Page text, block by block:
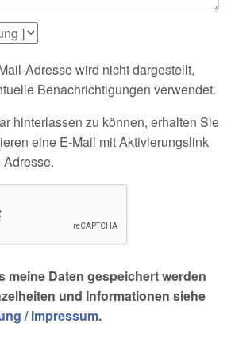
Adresse wird nicht dargestellt,
Benachrichtigungen verwendet.
hinterlassen zu können, erhalten Sie
eine E-Mail mit Aktivierungslink
meine Daten gespeichert werden
und Informationen siehe
/ Impressum.